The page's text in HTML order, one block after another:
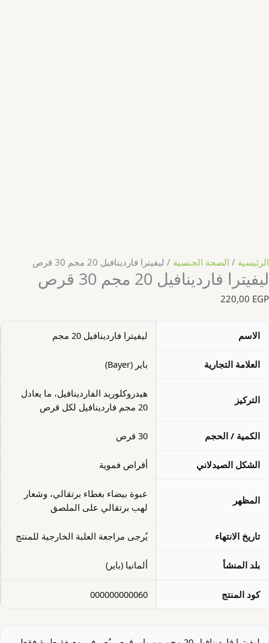
الرئيسية / الصحة الجنسية / ليفيترا فاردينافيل 20 مجم 30 قرص
ليفيترا فاردينافيل 20 مجم 30 قرص
220,00 EGP
الاسم ليفيترا فاردينافيل 20 مجم
العلامة التجارية باير (Bayer)
التركيز
هيدروكلوريد الفاردينافيل، ما يعادل
20 مجم فاردينافيل لكل قرص
الكمية / الحجم 30 قرص
الشكل الصيدلاني أقراص فموية
المظهر
عبوة بيضاء بغطاء برتقالي، وشعار
لهب برتقالي على الملصق
تاريخ الانتهاء يُرجى مراجعة العلبة الخارجية للمنتج
بلد المنشأ ألمانيا (باير)
كود المنتج 000000000060